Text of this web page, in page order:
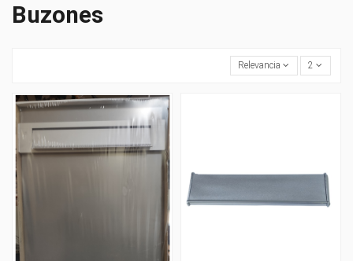
Buzones
Relevancia 2